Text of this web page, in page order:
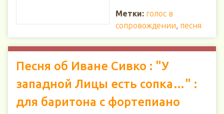
Метки: голос в
сопровождении, песня
Песня об Иване Сивко : "У
западной Лицы есть сопка…" :
для баритона с фортепиано